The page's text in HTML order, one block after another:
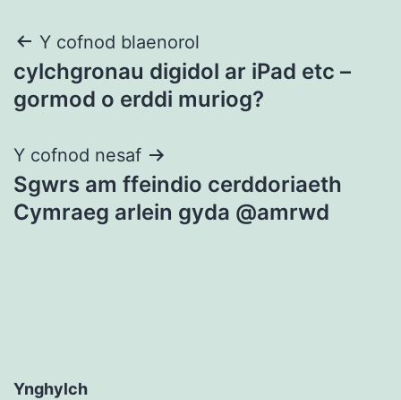
Llywio
cofnod
Y cofnod blaenorol
cylchgronau digidol ar iPad etc –
gormod o erddi muriog?
Y cofnod nesaf
Sgwrs am ffeindio cerddoriaeth
Cymraeg arlein gyda @amrwd
Ynghylch